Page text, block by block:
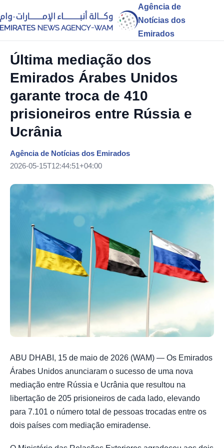
Agência de
Notícias dos
Emirados
Última mediação dos
Emirados Árabes Unidos
garante troca de 410
prisioneiros entre Rússia e
Ucrânia
Agência de Notícias dos Emirados
2026-05-15T12:44:51+04:00
ABU DHABI, 15 de maio de 2026 (WAM) — Os Emirados
Árabes Unidos anunciaram o sucesso de uma nova
mediação entre Rússia e Ucrânia que resultou na
libertação de 205 prisioneiros de cada lado, elevando
para 7.101 o número total de pessoas trocadas entre os
dois países com mediação emiradense.